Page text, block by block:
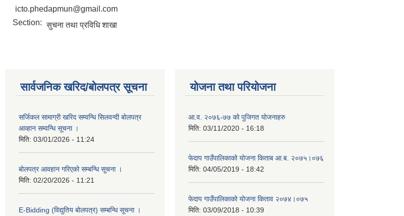
icto.phedapmun@gmail.com
Section: सुचना तथा प्रविधि शाखा
सार्वजनिक खरिद/बोलपत्र सूचना
सर्जिकल सामाग्री खरिद सम्वन्धि सिलवन्दी बोलपत्र
आव्हान सम्वन्धि सूचना ।
मिति: 03/01/2026 - 11:24
बोलपत्र आवहान गरिएको सम्बन्धि सूचना ।
मिति: 02/20/2026 - 11:21
E-Bidding (विद्युतिय बोलपत्र) सम्बन्धि सूचना ।
योजना तथा परियोजना
आ.व. २०७६-७७ को पुजिगत योजनाहरु
मिति: 03/11/2020 - 16:18
फेदाप गाउँपालिकाको योजना किताब आ.ब. २०७५।०७६
मिति: 04/05/2019 - 18:42
फेदाप गाउँपालिकाको योजना किताव २०७४।०७५
मिति: 03/09/2018 - 10:39